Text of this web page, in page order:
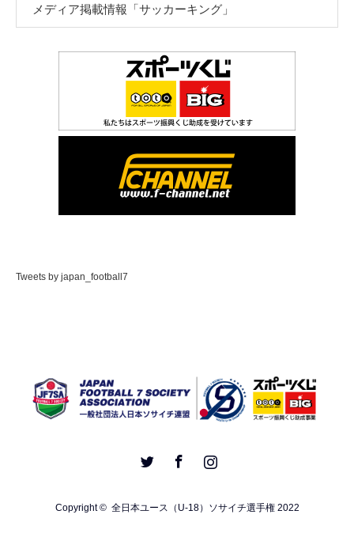
メディア掲載情報「サッカーキング」
Tweets by japan_football7
Copyright © 全日本ユース（U-18）ソサイチ選手権 2022